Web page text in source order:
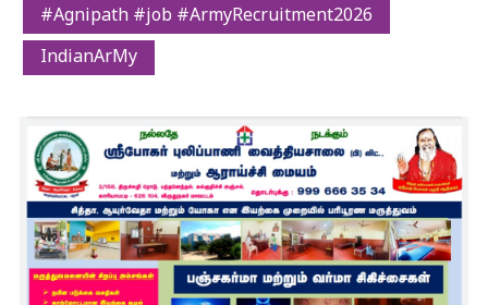
#Agnipath #job #ArmyRecruitment2026
IndianArMy